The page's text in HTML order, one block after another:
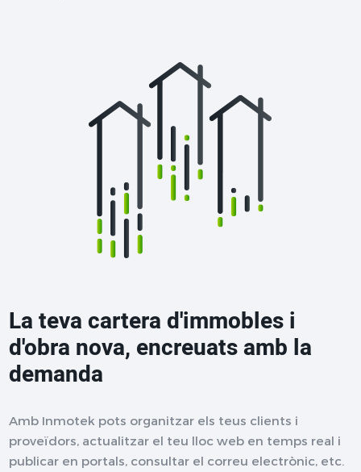
La teva cartera d'immobles i
d'obra nova, encreuats amb la
demanda
Amb Inmotek pots organitzar els teus clients i
proveïdors, actualitzar el teu lloc web en temps real i
publicar en portals, consultar el correu electrònic, etc.